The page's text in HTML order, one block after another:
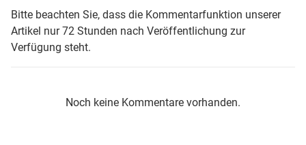
Bitte beachten Sie, dass die Kommentarfunktion unserer
Artikel nur 72 Stunden nach Veröffentlichung zur
Verfügung steht.
Noch keine Kommentare vorhanden.